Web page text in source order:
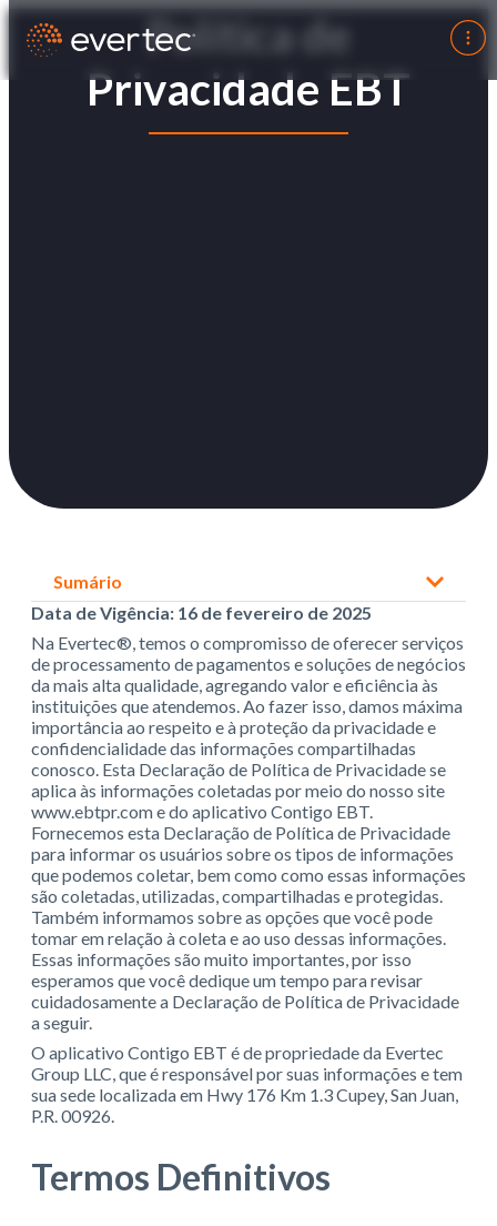
Política de
Privacidade EBT
Data de Vigência: 16 de fevereiro de 2025
Na Evertec®, temos o compromisso de oferecer serviços
de processamento de pagamentos e soluções de negócios
da mais alta qualidade, agregando valor e eficiência às
instituições que atendemos. Ao fazer isso, damos máxima
importância ao respeito e à proteção da privacidade e
confidencialidade das informações compartilhadas
conosco. Esta Declaração de Política de Privacidade se
aplica às informações coletadas por meio do nosso site
www.ebtpr.com e do aplicativo Contigo EBT.
Fornecemos esta Declaração de Política de Privacidade
para informar os usuários sobre os tipos de informações
que podemos coletar, bem como como essas informações
são coletadas, utilizadas, compartilhadas e protegidas.
Também informamos sobre as opções que você pode
tomar em relação à coleta e ao uso dessas informações.
Essas informações são muito importantes, por isso
esperamos que você dedique um tempo para revisar
cuidadosamente a Declaração de Política de Privacidade
a seguir.
O aplicativo Contigo EBT é de propriedade da Evertec
Group LLC, que é responsável por suas informações e tem
sua sede localizada em Hwy 176 Km 1.3 Cupey, San Juan,
P.R. 00926.
Termos Definitivos
Sumário